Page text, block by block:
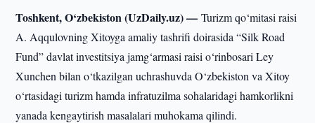
Toshkent, O‘zbekiston (UzDaily.uz) —Turizm qo‘mitasi raisi
A. Aqqulovning Xitoyga amaliy tashrifi doirasida “Silk Road
Fund” davlat investitsiya jamg‘armasi raisi o‘rinbosari Ley
Xunchen bilan o‘tkazilgan uchrashuvda O‘zbekiston va Xitoy
o‘rtasidagi turizm hamda infratuzilma sohalaridagi hamkorlikni
yanada kengaytirish masalalari muhokama qilindi.